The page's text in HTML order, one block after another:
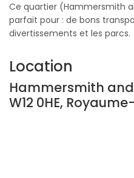
Ce quartier (Hammersmith
parfait pour : de bons
divertissements et les parcs.
Location
Hammersmith
W12 0HE,